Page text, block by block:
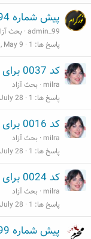
پیش شماره 0994 کدام شهر است ?
admin_99 بحث
پاسخ ها 1
May 9
کد 0037 برای کدام کشور است ?
milra بحث آزاد
پاسخ ها 1
28
کد 0016 برای کدام کشور است ?
milra بحث آزاد
پاسخ ها 1
28
کد 0024 برای کدام کشور است ?
milra بحث آزاد
پاسخ ها 1
28
پیش شماره 0099 کد کدام کشور است ?